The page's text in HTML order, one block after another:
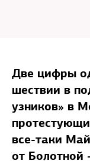
Две цифры
шествии в
узников» в
все-таки
от Болотной